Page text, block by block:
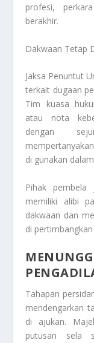
profesi,
berakhir.
Dakwaan Tetap
Jaksa Penuntut
terkait dugaan
Tim kuasa
atau nota
dengan
di gunakan
Pihak pembela
memiliki alibi
dakwaan dan
di
Tahapan
mendengarkan
di ajukan.
putusan sela